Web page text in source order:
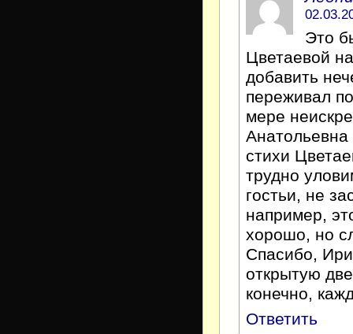
Это
Цветаевой
добавить
переживал
мере
Анатольевна
стихи
трудно
гостьи, не
например,
хорошо, но
Спасибо,
открытую
конечно,
Ответить